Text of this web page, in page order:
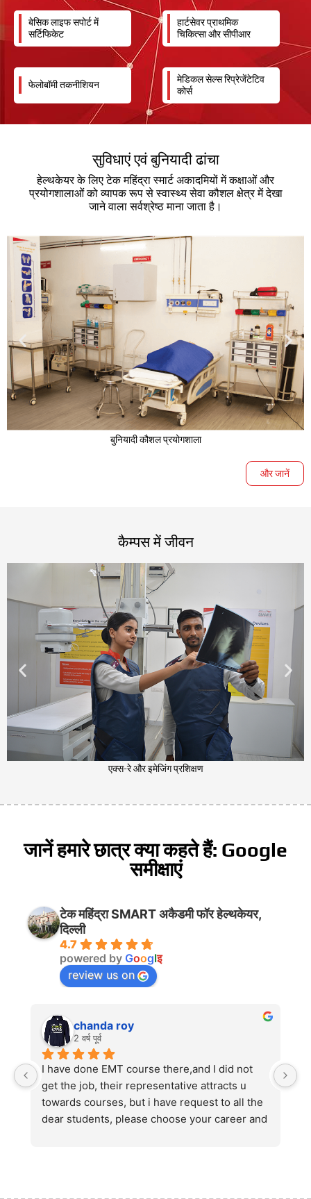
बेसिक लाइफ सपोर्ट में
सर्टिफिकेट
हार्टसेवर प्राथमिक
चिकित्सा और सीपीआर
फेलोबॉमी तकनीशियन
मेडिकल सेल्स रिप्रेजेंटेटिव
कोर्स
सुविधाएं एवं बुनियादी ढांचा
हेल्थकेयर के लिए टेक महिंद्रा स्मार्ट अकादमियों में कक्षाओं और
प्रयोगशालाओं को व्यापक रूप से स्वास्थ्य सेवा कौशल क्षेत्र में देखा
जाने वाला सर्वश्रेष्ठ माना जाता है।
बुनियादी कौशल प्रयोगशाला
और जानें
कैम्पस में जीवन
एक्स-रे और इमेजिंग प्रशिक्षण
जानें हमारे छात्र क्या कहते हैं: Google
समीक्षाएं
टेक महिंद्रा SMART अकैडमी फॉर हेल्थकेयर,
दिल्ली
4.7
powered by Googlइ
review us on
chanda roy
2 वर्ष पूर्व
I have done EMT course there,and I did not
get the job, their representative attracts u
towards courses, but i have request to all the
dear students, please choose your career and